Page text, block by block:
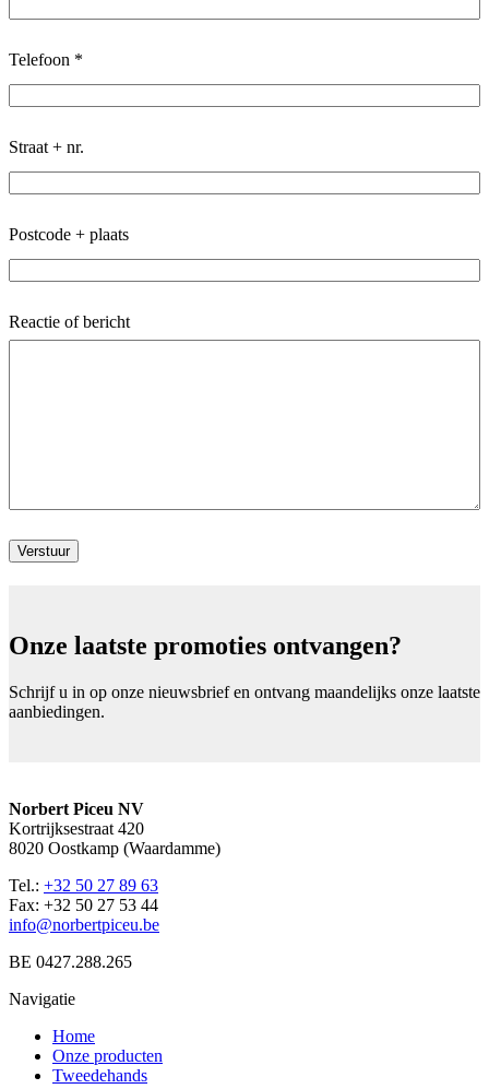
Telefoon *
Straat + nr.
Postcode + plaats
Reactie of bericht
Onze laatste promoties ontvangen?
Schrijf u in op onze nieuwsbrief en ontvang maandelijks onze laatste
aanbiedingen.
Norbert Piceu NV
Kortrijksestraat 420
8020 Oostkamp (Waardamme)
Tel.: +32 50 27 89 63
Fax: +32 50 27 53 44
info@norbertpiceu.be
BE 0427.288.265
Navigatie
Home
Onze producten
Tweedehands